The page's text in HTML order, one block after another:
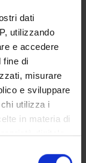
dati
utilizzando
e accedere
fine di
misurare
e sviluppare
utilizza i
in materia di
digitale